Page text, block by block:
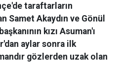
taraftarların
Akaydın ve Gönül
kızı Asuman'ı
aylar sonra ilk
gözlerden uzak olan